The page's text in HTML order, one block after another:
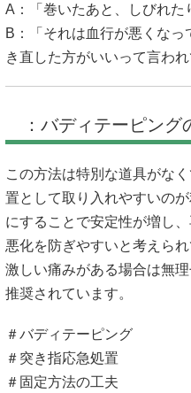
A：「巻いたあと、しびれた
B：「それは血行が悪くな
き直した方がいいって言われ
：バディテーピング
この方法は特別な道具がな
置として取り入れやすいの
にすることで安定性が増し
悪化を防ぎやすいと考えら
激しい痛みがある場合は無
推奨されています。
＃バディテーピング
＃突き指応急処置
＃固定方法の工夫